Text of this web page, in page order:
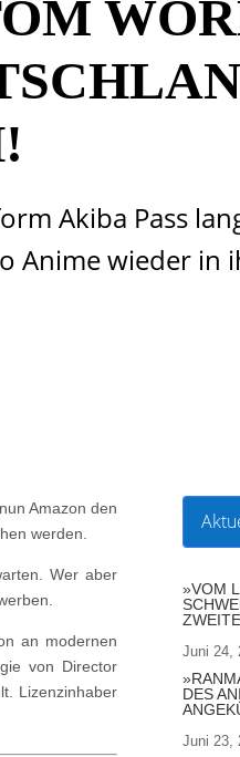
Akiba Pass
Anime wieder in
Amazon den
werden.
Wer aber
an modernen
von Director
Lizenzinhaber
»VOM
Juni 24,
DES
Juni 23,